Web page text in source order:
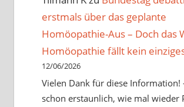
erstmals über das geplante
Homöopathie-Aus – Doch das
Homöopathie fällt kein
12/06/2026
Vielen Dank für diese Information!
schon erstaunlich, wie mal wieder